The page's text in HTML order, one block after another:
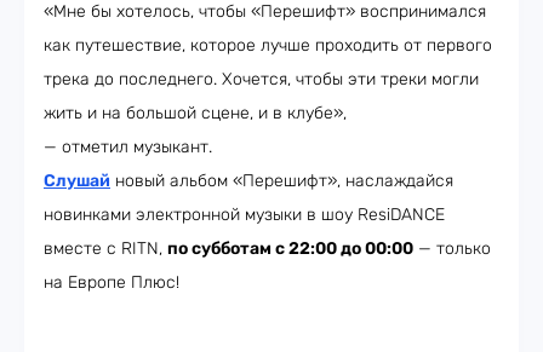
«Мне бы хотелось, чтобы «Перешифт» воспринимался
как путешествие, которое лучше проходить от первого
трека до последнего. Хочется, чтобы эти треки могли
жить и на большой сцене, и в клубе»,
— отметил музыкант.
Слушай новый альбом «Перешифт», наслаждайся
новинками электронной музыки в шоу ResiDANCE
вместе с RITN, по субботам с 22:00 до 00:00 — только
на Европе Плюс!​